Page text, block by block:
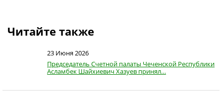
Читайте также
23 Июня 2026
Председатель Счетной палаты Чеченской Республики
Асламбек Шайхиевич Хазуев принял…